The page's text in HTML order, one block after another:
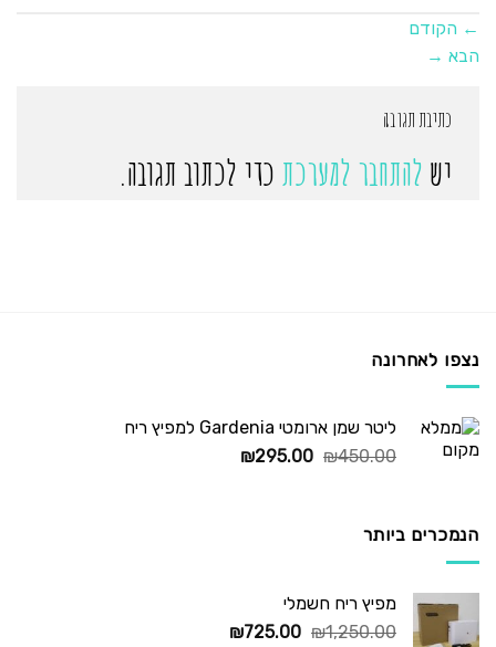
← הקודם
הבא →
כתיבת תגובה
יש להתחבר למערכת כדי לכתוב תגובה.
נצפו לאחרונה
ליטר שמן ארומטי Gardenia למפיץ ריח
₪450.00
המחיר
₪295.00
המחיר
הנמכרים ביותר
מפיץ ריח חשמלי
₪1,250.00
המחיר
₪725.00
המחיר